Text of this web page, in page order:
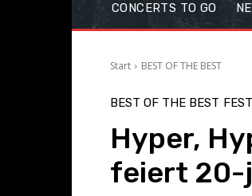
CONCERTS TO GO
Start BEST OF THE BEST
BEST OF THE BEST
Hyper,
feiert 20-